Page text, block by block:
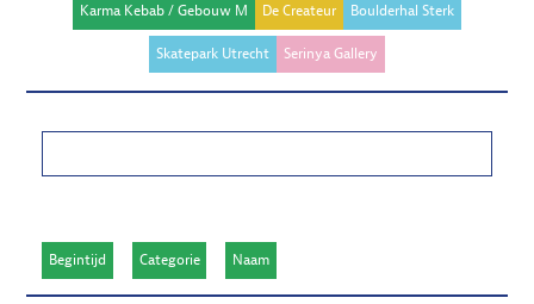
Karma Kebab / Gebouw M De Createur Boulderhal Sterk
Skatepark Utrecht Serinya Gallery
Begintijd Categorie Naam